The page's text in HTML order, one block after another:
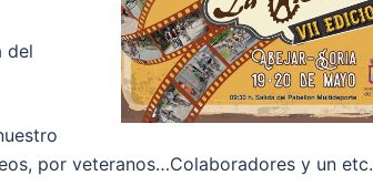
del
por veteranos…Colaboradores y un etc.